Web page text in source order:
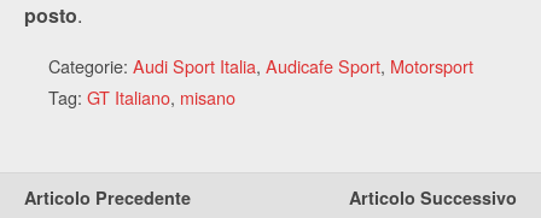
posto.
Categorie: Audi Sport Italia, Audicafe Sport, Motorsport
Tag: GT Italiano, misano
Articolo Precedente Articolo Successivo